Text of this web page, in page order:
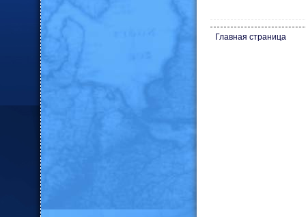
Главная страница